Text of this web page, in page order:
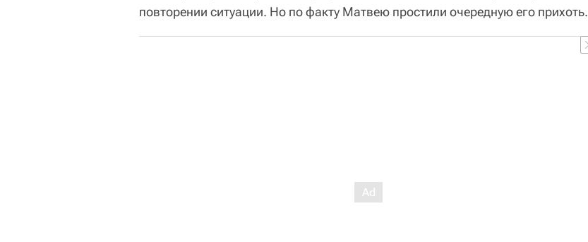
повторении ситуации. Но по факту Матвею простили очередную его прихоть.